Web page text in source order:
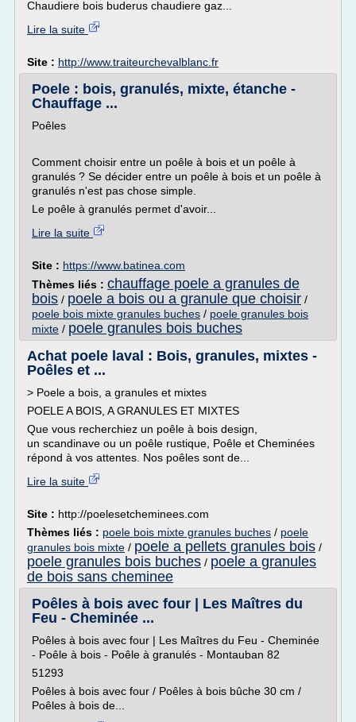
Chaudiere bois buderus chaudiere gaz...
Lire la suite
Site : http://www.traiteurchevalblanc.fr
Poele : bois, granulés, mixte, étanche -
Chauffage ...
Poêles
Comment choisir entre un poêle à bois et un poêle à
granulés ? Se décider entre un poêle à bois et un poêle à
granulés n'est pas chose simple.
Le poêle à granulés permet d'avoir...
Lire la suite
Site : https://www.batinea.com
Thèmes liés : chauffage poele a granules de
bois / poele a bois ou a granule que choisir /
poele bois mixte granules buches / poele granules bois
mixte / poele granules bois buches
Achat poele laval : Bois, granules, mixtes -
Poêles et ...
> Poele a bois, a granules et mixtes
POELE A BOIS, A GRANULES ET MIXTES
Que vous recherchiez un poêle à bois design,
un scandinave ou un poêle rustique, Poêle et Cheminées
répond à vos attentes. Nos poêles sont de...
Lire la suite
Site : http://poelesetcheminees.com
Thèmes liés : poele bois mixte granules buches / poele
granules bois mixte / poele a pellets granules bois /
poele granules bois buches / poele a granules
de bois sans cheminee
Poêles à bois avec four | Les Maîtres du
Feu - Cheminée ...
Poêles à bois avec four | Les Maîtres du Feu - Cheminée
- Poêle à bois - Poêle à granulés - Montauban 82
51293
Poêles à bois avec four / Poêles à bois bûche 30 cm /
Poêles à bois de...